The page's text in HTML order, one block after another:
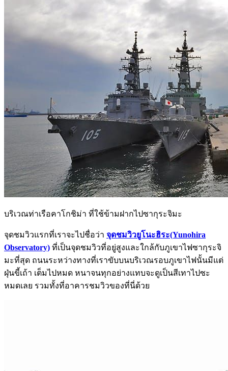
บริเวณท่าเรือคาโกชิม่า ที่ใช้ข้ามฝากไปซากุระจิมะ
จุดชมวิวแรกที่เราจะไปชื่อว่า จุดชมวิวยูโนะฮิระ(Yunohira
Observatory) ที่เป็นจุดชมวิวที่อยู่สูงและใกล้กับภูเขาไฟซากุระจิ
มะที่สุด ถนนระหว่างทางที่เราขับบนบริเวณรอบภูเขาไฟนั้นมีแต่
ฝุ่นขี้เถ้า เต็มไปหมด หนาจนทุกอย่างแทบจะดูเป็นสีเทาไปซะ
หมดเลย รวมทั้งที่อาคารชมวิวของที่นี่ด้วย